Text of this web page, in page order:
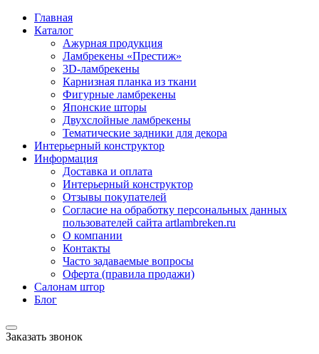
Главная
Каталог
Ажурная продукция
Ламбрекены «Престиж»
3D-ламбрекены
Карнизная планка из ткани
Фигурные ламбрекены
Японские шторы
Двухслойные ламбрекены
Тематические задники для декора
Интерьерный конструктор
Информация
Доставка и оплата
Интерьерный конструктор
Отзывы покупателей
Согласие на обработку персональных данных
пользователей сайта artlambreken.ru
О компании
Контакты
Часто задаваемые вопросы
Оферта (правила продажи)
Салонам штор
Блог
Заказать звонок